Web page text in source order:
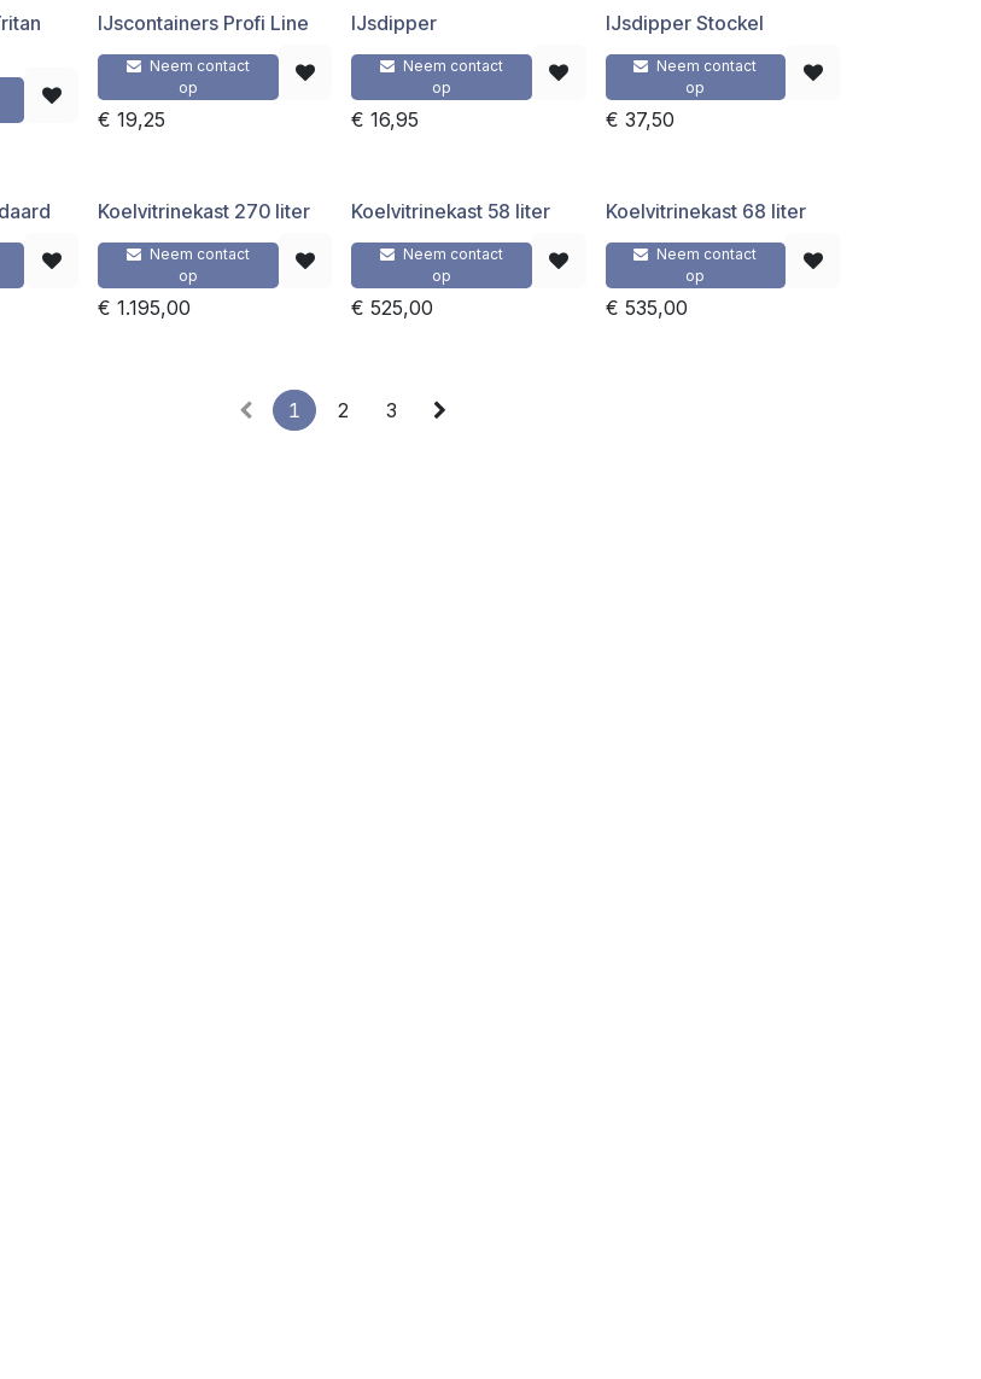
IJscontainers Profi Line
Neem contact
op
€19,25
IJsdipper
Neem contact
op
€16,95
IJsdipper Stockel
Neem contact
op
€ 37,50
Koelvitrinekast 270 liter
Neem contact
op
€1.195,00
Koelvitrinekast 58 liter
Neem contact
op
€525,00
Koelvitrinekast 68 liter
Neem contact
op
€ 535,00
1 2 3